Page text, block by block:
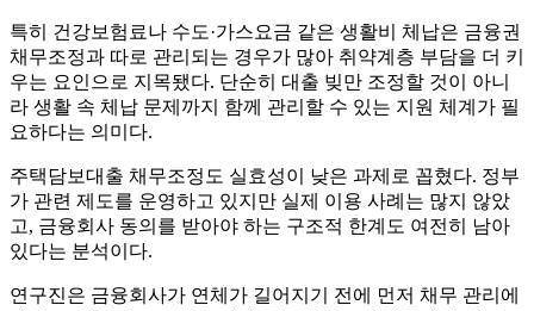
특히 건강보험료나 수도·가스요금 같은 생활비 체납은 금융권
채무조정과 따로 관리되는 경우가 많아 취약계층 부담을 더 키
우는 요인으로 지목됐다. 단순히 대출 빚만 조정할 것이 아니
라 생활 속 체납 문제까지 함께 관리할 수 있는 지원 체계가 필
요하다는 의미다.
주택담보대출 채무조정도 실효성이 낮은 과제로 꼽혔다. 정부
가 관련 제도를 운영하고 있지만 실제 이용 사례는 많지 않았
고, 금융회사 동의를 받아야 하는 구조적 한계도 여전히 남아
있다는 분석이다.
연구진은 금융회사가 연체가 길어지기 전에 먼저 채무 관리에